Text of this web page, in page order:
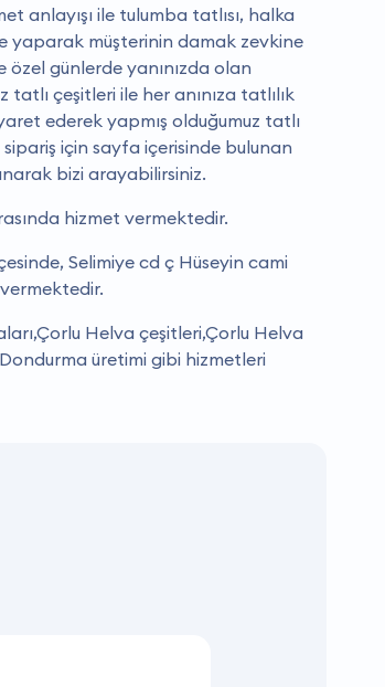
anlayışı ile tulumba tatlısı, halka
yaparak müşterinin damak zevkine
özel günlerde yanınızda olan
çeşitleri ile her anınıza tatlılık
ederek yapmış olduğumuz tatlı
için sayfa içerisinde bulunan
bizi arayabilirsiniz.
hizmet vermektedir.
Selimiye cd ç Hüseyin cami
Helva çeşitleri,Çorlu Helva
üretimi gibi hizmetleri